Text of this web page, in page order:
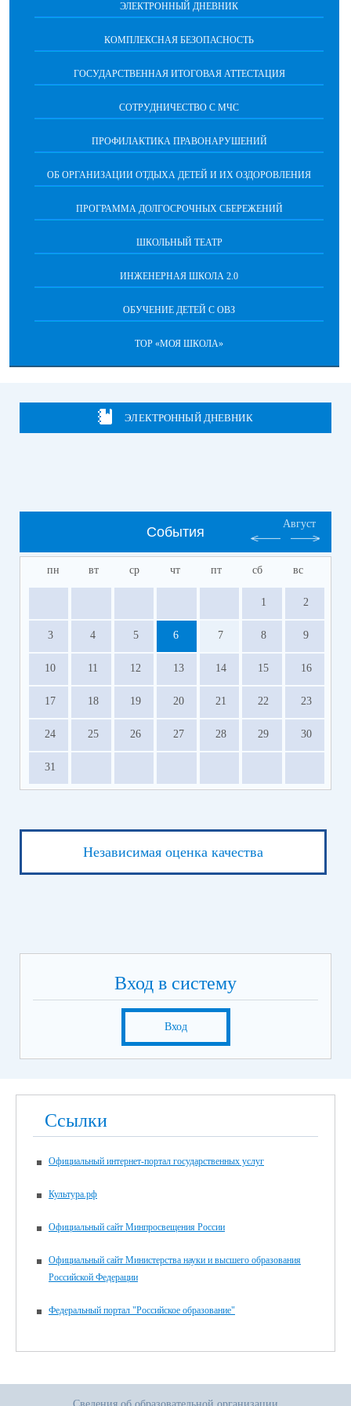
ЭЛЕКТРОННЫЙ ДНЕВНИК
КОМПЛЕКСНАЯ БЕЗОПАСНОСТЬ
ГОСУДАРСТВЕННАЯ ИТОГОВАЯ АТТЕСТАЦИЯ
CОТРУДНИЧЕСТВО С МЧС
ПРОФИЛАКТИКА ПРАВОНАРУШЕНИЙ
ОБ ОРГАНИЗАЦИИ ОТДЫХА ДЕТЕЙ И ИХ ОЗДОРОВЛЕНИЯ
ПРОГРАММА ДОЛГОСРОЧНЫХ СБЕРЕЖЕНИЙ
ШКОЛЬНЫЙ ТЕАТР
ИНЖЕНЕРНАЯ ШКОЛА 2.0
ОБУЧЕНИЕ ДЕТЕЙ С ОВЗ
ТОР «МОЯ ШКОЛА»
ЭЛЕКТРОННЫЙ ДНЕВНИК
События
Август
пн вт ср чт пт сб вс
1 2
3 4 5 6 7 8 9
10 11 12 13 14 15 16
17 18 19 20 21 22 23
24 25 26 27 28 29 30
31
Независимая оценка качества
Вход в систему
Вход
Ссылки
Официальный интернет-портал государственных услуг
Культура.рф
Официальный сайт Минпросвещения России
Официальный сайт Министерства науки и высшего образования
Российской Федерации
Федеральный портал "Российское образование"